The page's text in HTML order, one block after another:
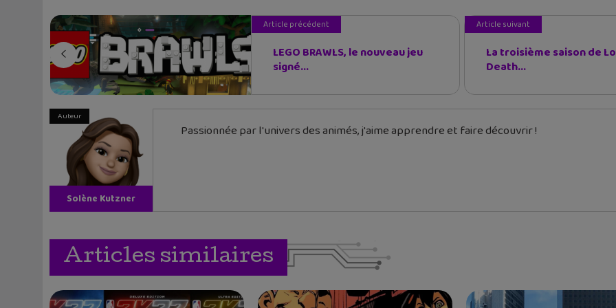
Article précédent
LEGO BRAWLS, le nouveau jeu
signé...
Article suivant
La troisième saison de
Death...
Auteur
Solène Kutzner
Passionnée par l'univers des animés, j'aime apprendre et faire découvrir !
Articles similaires